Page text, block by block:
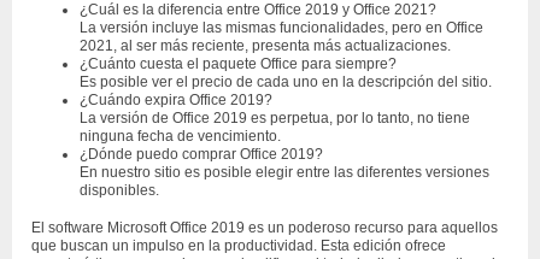
¿Cuál es la diferencia entre Office 2019 y Office 2021?
La versión incluye las mismas funcionalidades, pero en Office
2021, al ser más reciente, presenta más actualizaciones.
¿Cuánto cuesta el paquete Office para siempre?
Es posible ver el precio de cada uno en la descripción del sitio.
¿Cuándo expira Office 2019?
La versión de Office 2019 es perpetua, por lo tanto, no tiene
ninguna fecha de vencimiento.
¿Dónde puedo comprar Office 2019?
En nuestro sitio es posible elegir entre las diferentes versiones
disponibles.
El software Microsoft Office 2019 es un poderoso recurso para aquellos
que buscan un impulso en la productividad. Esta edición ofrece